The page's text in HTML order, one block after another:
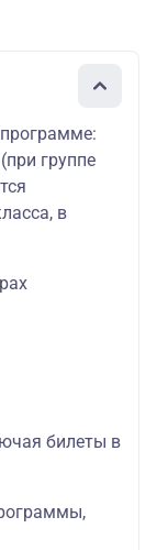
группе
в
билеты в